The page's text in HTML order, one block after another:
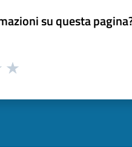
su questa